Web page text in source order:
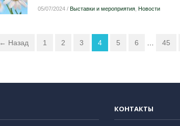
05/07/2024/ Выставки и мероприятия, Новости
← Назад 1 2 3 4 5 6 45
КОНТАКТЫ